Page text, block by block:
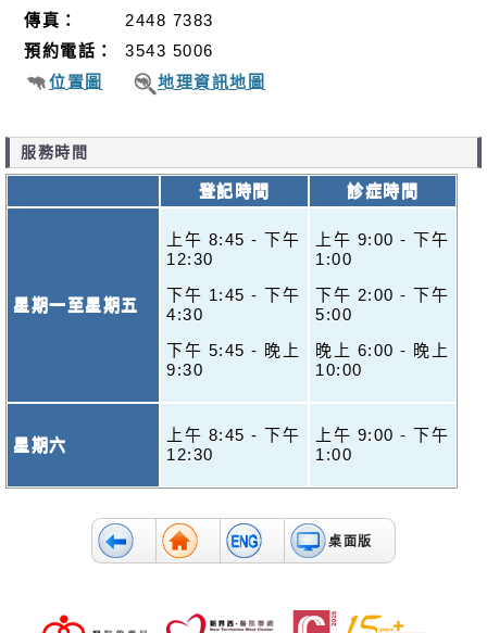
傳真：
2448 7383
預約電話：
3543 5006
位置圖
地理資訊地圖
服務時間
登記時間 診症時間
星期一至星期五
上午 8:45 - 下午
12:30
下午 1:45 - 下午
4:30
下午 5:45 - 晚上
9:30
上午 9:00 - 下午
1:00
下午 2:00 - 下午
5:00
晚上 6:00 - 晚上
10:00
星期六
上午 8:45 - 下午
12:30
上午 9:00 - 下午
1:00
桌面版